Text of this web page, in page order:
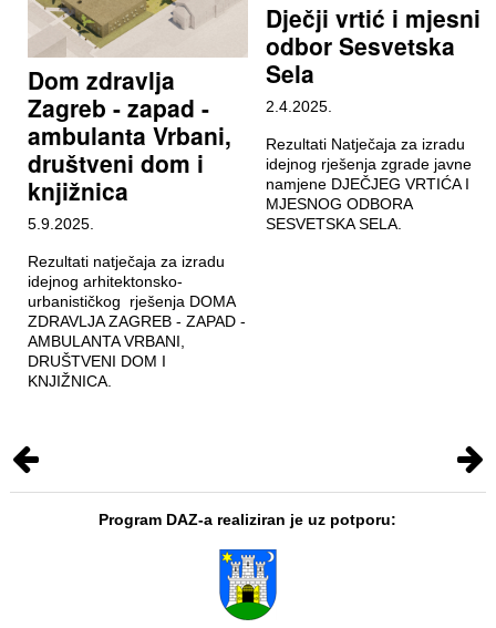
Dom zdravlja
Zagreb - zapad -
ambulanta Vrbani,
društveni dom i
knjižnica
5.9.2025.
Rezultati natječaja za izradu
idejnog arhitektonsko-
urbanističkog rješenja DOMA
ZDRAVLJA ZAGREB - ZAPAD -
AMBULANTA VRBANI,
DRUŠTVENI DOM I
KNJIŽNICA.
Dječji vrtić i mjesni
odbor Sesvetska
Sela
2.4.2025.
Rezultati Natječaja za izradu
idejnog rješenja zgrade javne
namjene DJEČJEG VRTIĆA I
MJESNOG ODBORA
SESVETSKA SELA.
Program DAZ-a realiziran je uz potporu: